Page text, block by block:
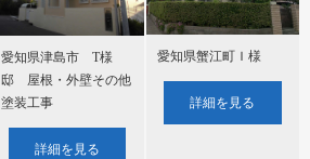
愛知県津島市 T様
邸 屋根・外壁その他
塗装工事
詳細を見る
愛知県蟹江町Ｉ様
詳細を見る